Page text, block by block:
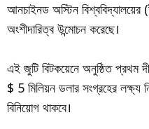
আনচাইনড অস্টিন
অংশীদারিত্ব উন্মোচন করেছে।
এই জুটি বিটকয়েনে অনুষ্ঠিত প্রথম
$ 5 মিলিয়ন ডলার সংগ্রহের লক্ষ্য
বিনিয়োগ থাকবে।